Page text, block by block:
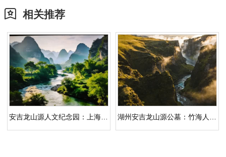
相关推荐
安吉龙山源人文纪念园：上海杭州太仓家族记忆，生态安葬于山林礼序 湖州安吉龙山源公墓：竹海人文纪念园，重塑生命纪念的秩序与温度